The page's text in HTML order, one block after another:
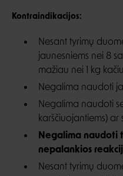
Kontraindikacijos:
Nesant tyrimų
jaunesniems nei 8
mažiau nei 1 kg
Negalima naudoti
Negalima naudoti
karščiuojantiems) ar
Negalima naudoti
nepalankios
Nesant tyrimų